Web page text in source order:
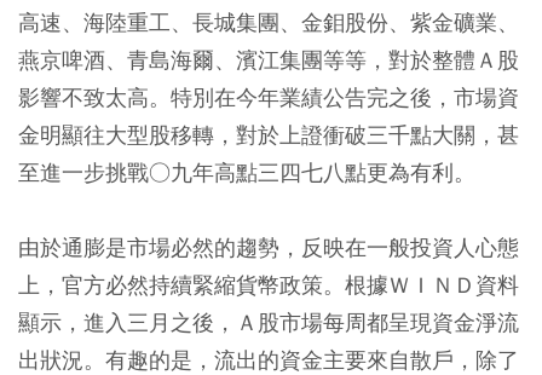
高速、海陸重工、長城集團、金鉬股份、紫金礦業、
燕京啤酒、青島海爾、濱江集團等等，對於整體Ａ股
影響不致太高。特別在今年業績公告完之後，市場資
金明顯往大型股移轉，對於上證衝破三千點大關，甚
至進一步挑戰○九年高點三四七八點更為有利。
由於通膨是市場必然的趨勢，反映在一般投資人心態
上，官方必然持續緊縮貨幣政策。根據ＷＩＮＤ資料
顯示，進入三月之後，Ａ股市場每周都呈現資金淨流
出狀況。有趣的是，流出的資金主要來自散戶，除了